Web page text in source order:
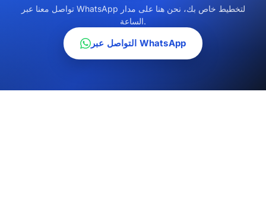
تواصل معنا عبر WhatsApp لتخطيط خاص بك، نحن هنا على مدار
الساعة.
التواصل عبر WhatsApp